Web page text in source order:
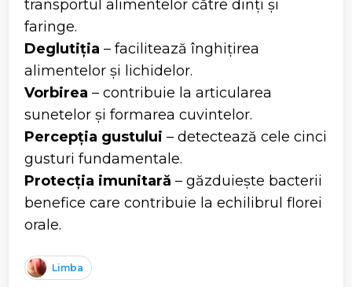
transportul alimentelor către dinți și
faringe.
Deglutiția – facilitează înghițirea
alimentelor și lichidelor.
Vorbirea – contribuie la articularea
sunetelor și formarea cuvintelor.
Percepția gustului – detectează cele cinci
gusturi fundamentale.
Protecția imunitară – găzduiește bacterii
benefice care contribuie la echilibrul florei
orale.
Limba